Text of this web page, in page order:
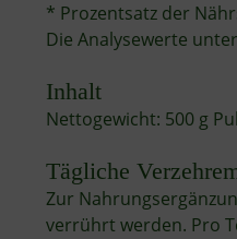
* Prozentsatz der
Die Analysewerte
Inhalt
Nettogewicht: 500 g
Tägliche
Zur
verrührt werden. Pro